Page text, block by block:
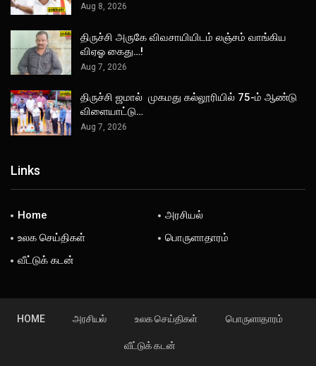
Aug 8, 2026
திருச்சி அருகே விவசாயியிடம் லஞ்சம் வாங்கிய
விஏஓ கைது…!
Aug 7, 2026
திருச்சி ஜமால் முகமது கல்லூரியில் 75-ம் ஆண்டு
விளையாட்டு…
Aug 7, 2026
Links
Home
அரசியல்
உலக செய்திகள்
பொருளாதாரம்
வீட்டுக் கடன்
HOME அரசியல் உலக செய்திகள் பொருளாதாரம்
வீட்டுக் கடன்